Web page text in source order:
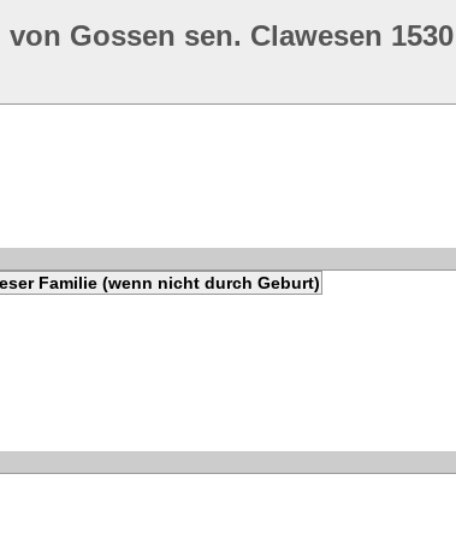
Gossen sen. Clawesen 1530
Familie (wenn nicht durch Geburt)